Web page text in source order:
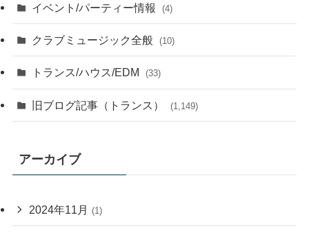
イベント/パーティー情報 (4)
クラブミュージック全般 (10)
トランス/ハウス/EDM (33)
旧ブログ記事（トランス） (1,149)
アーカイブ
2024年11月 (1)